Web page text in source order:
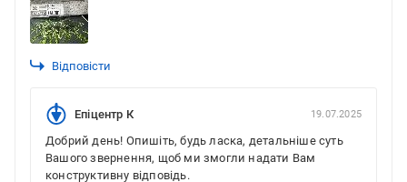
Відповісти
Епіцентр К 19.07.2025
Добрий день! Опишіть, будь ласка, детальніше суть
Вашого звернення, щоб ми змогли надати Вам
конструктивну відповідь.